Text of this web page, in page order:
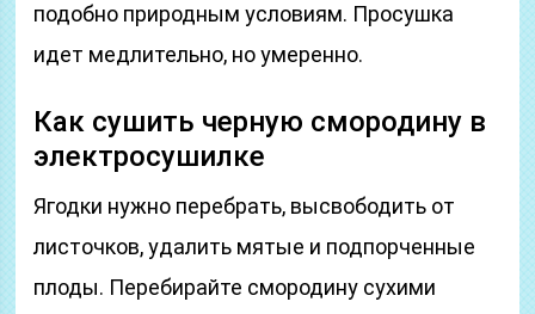
подобно природным условиям. Просушка
идет медлительно, но умеренно.
Как сушить черную смородину в
электросушилке
Ягодки нужно перебрать, высвободить от
листочков, удалить мятые и подпорченные
плоды. Перебирайте смородину сухими